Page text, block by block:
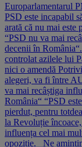
Europarlamentarul
PSD este incapabil
arată că nu mai
“PSD nu va mai
decenii în
controlat azilele lui
nici o amendă
alegeri, va fi între
va mai recâștiga
România“ “PSD
pierdut, pentru
la Revoluție
influența cel mai
opoziție. Ne